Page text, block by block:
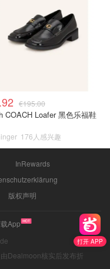
打开 APP
€195.00
COACH Loafer 黑色乐福鞋
176人感兴趣
InRewards
版权声明
App
Dealmoon核实后发布折